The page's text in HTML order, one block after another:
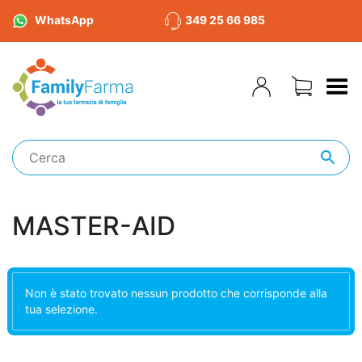
WhatsApp 349 25 66 985
Toggle Menu
MASTER-AID
Non è stato trovato nessun prodotto che corrisponde alla
tua selezione.